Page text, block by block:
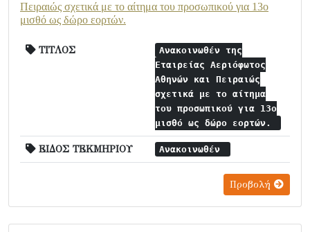
Πειραιώς σχετικά με το αίτημα του προσωπικού για 13ο
μισθό ως δώρο εορτών.
ΤΙΤΛΟΣ
Ανακοινωθέν της
Εταιρείας Αεριόφωτος
Αθηνών και Πειραιώς
σχετικά με το αίτημα
του προσωπικού για 13ο
μισθό ως δώρο εορτών.
ΕΙΔΟΣ ΤΕΚΜΗΡΙΟΥ Ανακοινωθέν
Προβολή